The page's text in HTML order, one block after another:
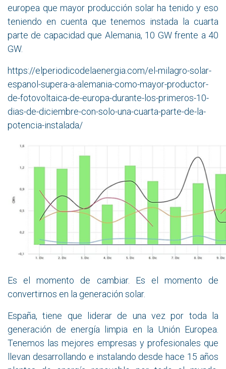
europea que mayor producción solar ha tenido y eso
teniendo en cuenta que tenemos instada la cuarta
parte de capacidad que Alemania, 10 GW frente a 40
GW.
https://elperiodicodelaenergia.com/el-milagro-solar-
espanol-supera-a-alemania-como-mayor-productor-
de-fotovoltaica-de-europa-durante-los-primeros-10-
dias-de-diciembre-con-solo-una-cuarta-parte-de-la-
potencia-instalada/
Es el momento de cambiar. Es el momento de
convertirnos en la generación solar.
España, tiene que liderar de una vez por toda la
generación de energía limpia en la Unión Europea.
Tenemos las mejores empresas y profesionales que
llevan desarrollando e instalando desde hace 15 años